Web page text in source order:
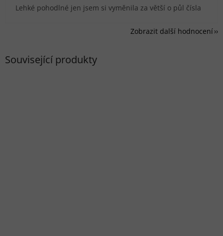
Související produkty
Lehké pohodlné jen jsem si vyměnila za větší o půl čísla
Zobrazit další hodnocení